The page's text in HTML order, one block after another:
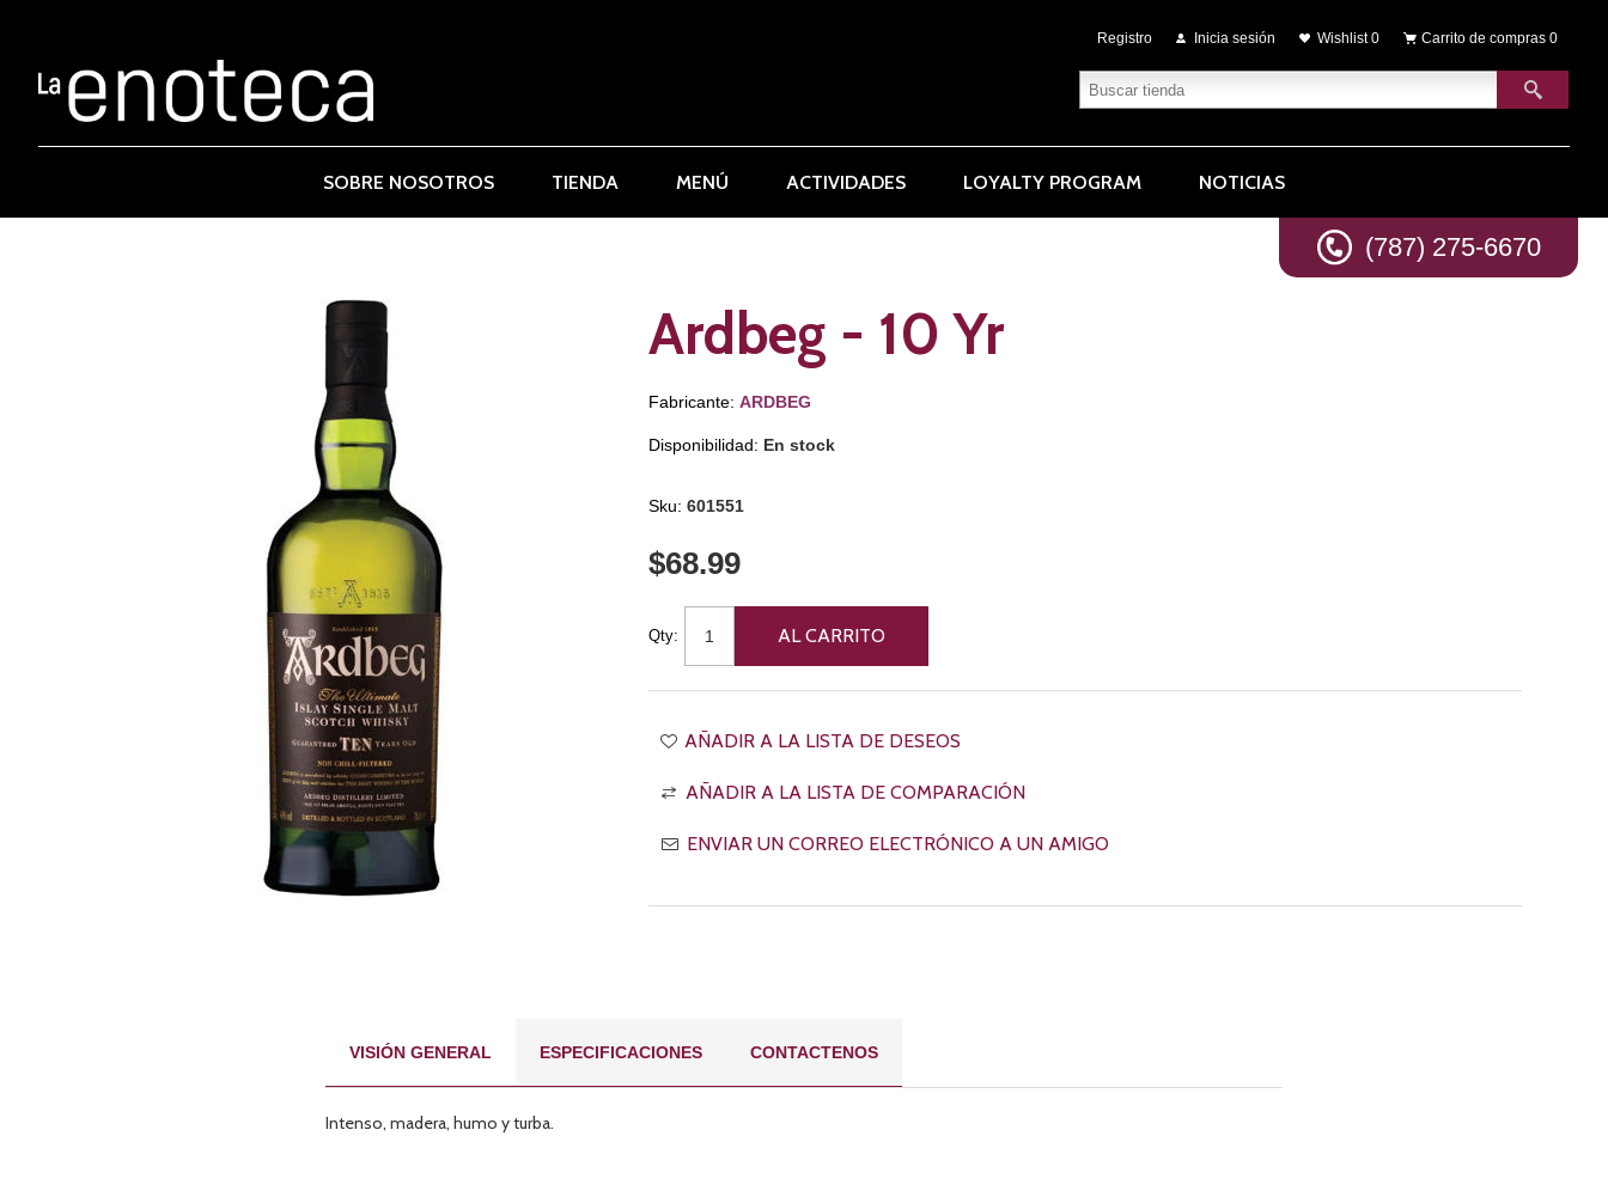
Registro Inicia sesión Wishlist 0 Carrito de compras 0
(787) 275-6670
SOBRE NOSOTROS TIENDA MENÚ ACTIVIDADES LOYALTY PROGRAM NOTICIAS
Ardbeg - 10 Yr
Fabricante: ARDBEG
Disponibilidad: En stock
Sku: 601551
$68.99
Qty:
VISIÓN GENERAL ESPECIFICACIONES CONTACTENOS
Intenso, madera, humo y turba.